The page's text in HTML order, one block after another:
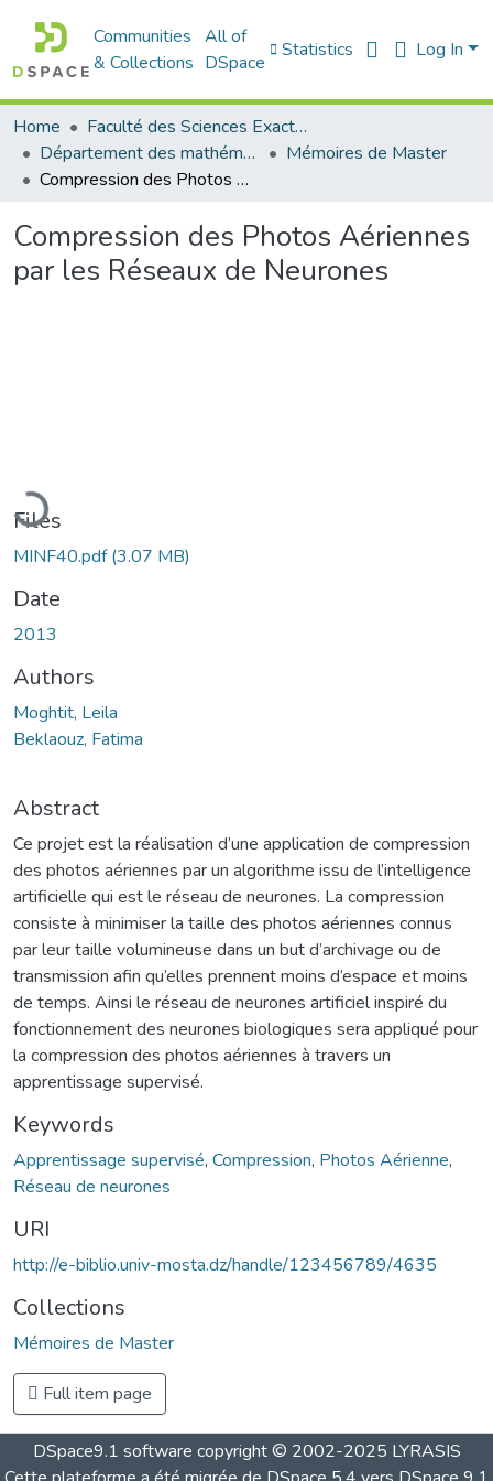
Communities
& Collections
All of
DSpace
Statistics Log In
Home
Faculté des Sciences Exactes et de l'Informatique
Département des mathématiques et informatique
Mémoires de Master
Compression des Photos Aériennes par les Réseaux de Neurones
Compression des Photos Aériennes
par les Réseaux de Neurones
Files
MINF40.pdf(3.07 MB)
Date
2013
Authors
Moghtit, Leila
Beklaouz, Fatima
Abstract
Ce projet est la réalisation d’une application de compression
des photos aériennes par un algorithme issu de l’intelligence
artificielle qui est le réseau de neurones. La compression
consiste à minimiser la taille des photos aériennes connus
par leur taille volumineuse dans un but d’archivage ou de
transmission afin qu’elles prennent moins d’espace et moins
de temps. Ainsi le réseau de neurones artificiel inspiré du
fonctionnement des neurones biologiques sera appliqué pour
la compression des photos aériennes à travers un
apprentissage supervisé.
Keywords
Apprentissage supervisé, Compression, Photos Aérienne,
Réseau de neurones
URI
http://e-biblio.univ-mosta.dz/handle/123456789/4635
Collections
Mémoires de Master
Full item page
DSpace9.1 software copyright © 2002-2025 LYRASIS